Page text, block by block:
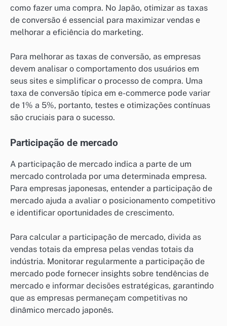
como fazer uma compra. No Japão, otimizar as taxas
de conversão é essencial para maximizar vendas e
melhorar a eficiência do marketing.
Para melhorar as taxas de conversão, as empresas
devem analisar o comportamento dos usuários em
seus sites e simplificar o processo de compra. Uma
taxa de conversão típica em e-commerce pode variar
de 1% a 5%, portanto, testes e otimizações contínuas
são cruciais para o sucesso.
Participação de mercado
A participação de mercado indica a parte de um
mercado controlada por uma determinada empresa.
Para empresas japonesas, entender a participação de
mercado ajuda a avaliar o posicionamento competitivo
e identificar oportunidades de crescimento.
Para calcular a participação de mercado, divida as
vendas totais da empresa pelas vendas totais da
indústria. Monitorar regularmente a participação de
mercado pode fornecer insights sobre tendências de
mercado e informar decisões estratégicas, garantindo
que as empresas permaneçam competitivas no
dinâmico mercado japonês.